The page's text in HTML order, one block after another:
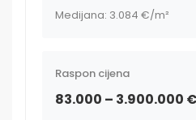
Medijana: 3.084 €/m²
Raspon cijena
83.000 – 3.900.000 €